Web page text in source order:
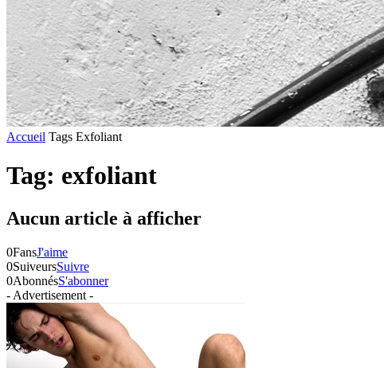
Accueil Tags Exfoliant
Tag: exfoliant
Aucun article à afficher
0FansJ'aime
0SuiveursSuivre
0AbonnésS'abonner
- Advertisement -